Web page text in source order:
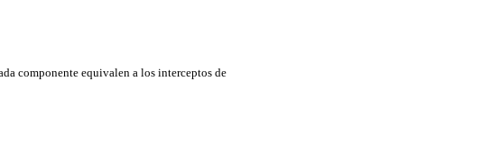
componente equivalen a los interceptos de